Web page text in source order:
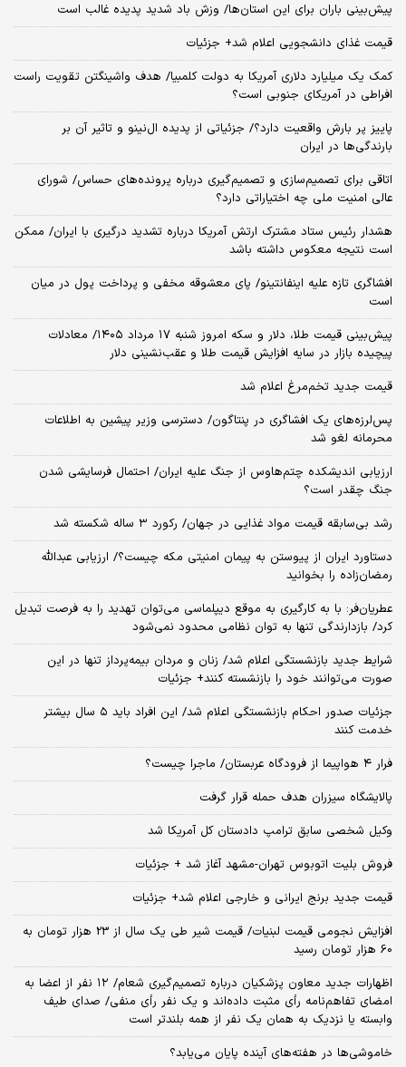
پیش‌بینی باران برای این استان‌ها/ وزش باد شدید پدیده غالب است
قیمت غذای دانشجویی اعلام شد+ جزئیات
کمک یک میلیارد دلاری آمریکا به دولت کلمبیا/ هدف واشینگتن تقویت راست
افراطی در آمریکای جنوبی است؟
پاییز پر بارش واقعیت دارد؟/ جزئیاتی از پدیده ال‌نینو و تاثیر آن بر
بارندگی‌ها در ایران
اتاقی برای تصمیم‌سازی و تصمیم‌گیری درباره پرونده‌های حساس/ شورای
عالی امنیت ملی چه اختیاراتی دارد؟
هشدار رئیس ستاد مشترک ارتش آمریکا درباره تشدید درگیری با ایران/ ممکن
است نتیجه معکوس داشته باشد
افشاگری تازه علیه اینفانتینو/ پای معشوقه مخفی و پرداخت پول در میان
است
پیش‌بینی قیمت طلا، دلار و سکه امروز شنبه ۱۷ مرداد ۱۴۰۵/ معادلات
پیچیده بازار در سایه افزایش قیمت طلا و عقب‌نشینی دلار
قیمت جدید تخم‌مرغ اعلام شد
پس‌لرزه‌های یک افشاگری در پنتاگون/ دسترسی وزیر پیشین به اطلاعات
محرمانه لغو شد
ارزیابی اندیشکده چتم‌هاوس از جنگ علیه ایران/ احتمال فرسایشی شدن
جنگ چقدر است؟
رشد بی‌سابقه قیمت مواد غذایی در جهان/ رکورد ۳ ساله شکسته شد
دستاورد ایران از پیوستن به پیمان امنیتی مکه چیست؟/ ارزیابی عبدالله
رمضان‌زاده را بخوانید
عطریان‌فر: با به کارگیری به موقع دیپلماسی می‌توان تهدید را به فرصت تبدیل
کرد/ بازدارندگی تنها به توان نظامی محدود نمی‌شود
شرایط جدید بازنشستگی اعلام شد/ زنان و مردان بیمه‌پرداز تنها در این
صورت می‌توانند خود را بازنشسته کنند+ جزئیات
جزئیات صدور احکام بازنشستگی اعلام شد/ این افراد باید ۵ سال بیشتر
خدمت کنند
فرار ۴ هواپیما از فرودگاه عربستان/ ماجرا چیست؟
پالایشگاه سیزران هدف حمله قرار گرفت
وکیل شخصی سابق ترامپ دادستان کل آمریکا شد
فروش بلیت اتوبوس تهران-مشهد آغاز شد + جزئیات
قیمت جدید برنج ایرانی و خارجی اعلام شد+ جزئیات
افزایش نجومی قیمت لبنیات/ قیمت شیر طی یک سال از 23 هزار تومان به
60 هزار تومان رسید
اظهارات جدید معاون پزشکیان درباره تصمیم‌گیری شعام/ ۱۲ نفر از اعضا به
امضای تفاهم‌نامه رأی مثبت داده‌اند و یک نفر رأی منفی/ صدای طیف
وابسته یا نزدیک به همان یک نفر از همه بلندتر است
خاموشی‌ها در هفته‌های آینده پایان می‌یابد؟